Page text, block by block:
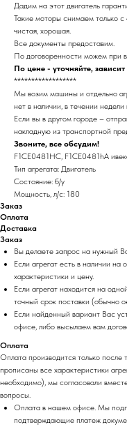
Дадим на этот двигатель
Такие моторы снимаем только
чистая, хорошая.
Все документы предоставим.
По договоренности можем при
По цене - уточняйте,
******************
Мы возим машины и отдельно
нет в наличии, в течении
Если вы в другом городе –
накладную из транспортной
Звоните, все обсудим!
F1CE0481HC, F1CE0481hA
Тип агрегата: Двигатель
Состояние: б/у
Мощность, л/с: 180
Заказ
Оплата
Доставка
Заказ
Вы делаете запрос на нужный
Если агрегат есть в наличии
характеристики и цену.
Если агрегат находится на
точный срок поставки (обычно
Если найденный вариант Вас
офисе, либо высылаем вам
Оплата
Оплата производится только после
прописаны все характеристики
необходимо), мы согласовали
вопросы.
Оплата в нашем офисе. Мы
подтверждающие платеж